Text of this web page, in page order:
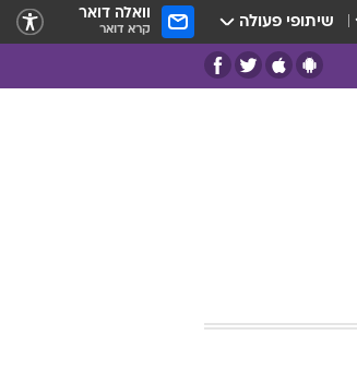
שיתופי פעולה וואלה דואר
קרא דואר